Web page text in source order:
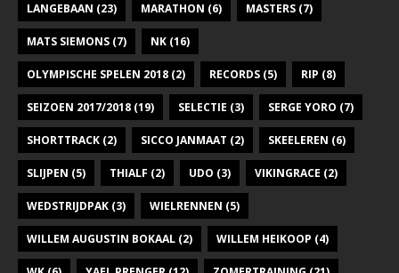
LANGEBAAN (23) MARATHON (6) MASTERS (7)
MATS SIEMONS (7) NK (16)
OLYMPISCHE SPELEN 2018 (2) RECORDS (5) RIP (8)
SEIZOEN 2017/2018 (19) SELECTIE (3) SERGE YORO (7)
SHORTTRACK (2) SICCO JANMAAT (2) SKEELEREN (6)
SLIJPEN (5) THIALF (2) UDO (3) VIKINGRACE (2)
WEDSTRIJDPAK (3) WIELRENNEN (5)
WILLEM AUGUSTIN BOKAAL (2) WILLEM HEIKOOP (4)